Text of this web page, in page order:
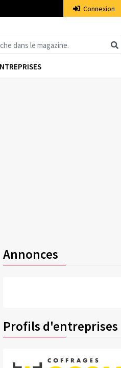
Connexion
Annonces
Profils d'entreprises